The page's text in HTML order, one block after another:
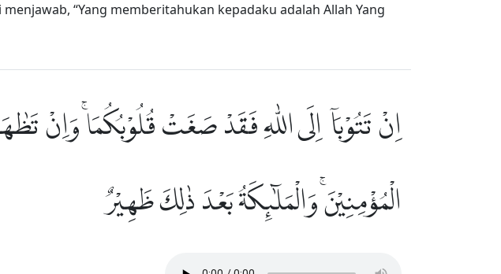
“Yang memberitahukan kepadaku adalah Allah Yang
اِنْ تَتُوْبَآ اِلَى اللّٰهِ فَقَدْ صَغَتْ قُلُوْبُكُمَاۚ وَاِنْ
الْمُؤْمِنِيْنَۚ وَالْمَلٰۤىِٕكَةُ بَعْدَ ذٰلِكَ ظَهِيْرٌ